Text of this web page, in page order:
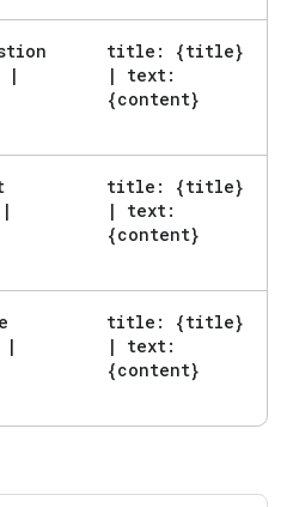
|
title: {title}
|
text:
{content}
|
title: {title}
|
text:
{content}
|
title: {title}
|
text:
{content}